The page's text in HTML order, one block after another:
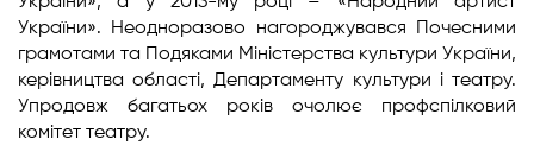
України». Неодноразово нагороджувався Почесними
грамотами та Подяками Міністерства культури України,
керівництва області, Департаменту культури і театру.
Упродовж багатьох років очолює профспілковий
комітет театру.